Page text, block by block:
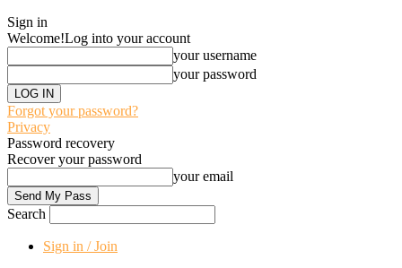
Sign in
Welcome!Log into your account
your username
your password
Forgot your password?
Privacy
Password recovery
Recover your password
your email
Search
Sign in / Join